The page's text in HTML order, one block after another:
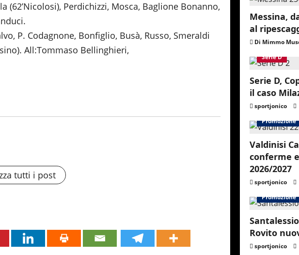
(62’Nicolosi), Perdichizzi, Mosca, Baglione Bonanno,
P. Codagnone, Bonfiglio, Busà, Russo, Smeraldi
All:Tommaso Bellinghieri,
tutti i post
Messina,
al
Di Mimmo
Serie D
Serie D,
il caso
sportjonico
Promozione
Valdinisi
conferme
2026/2027
sportjonico
Promozione
Rovito
sportjonico